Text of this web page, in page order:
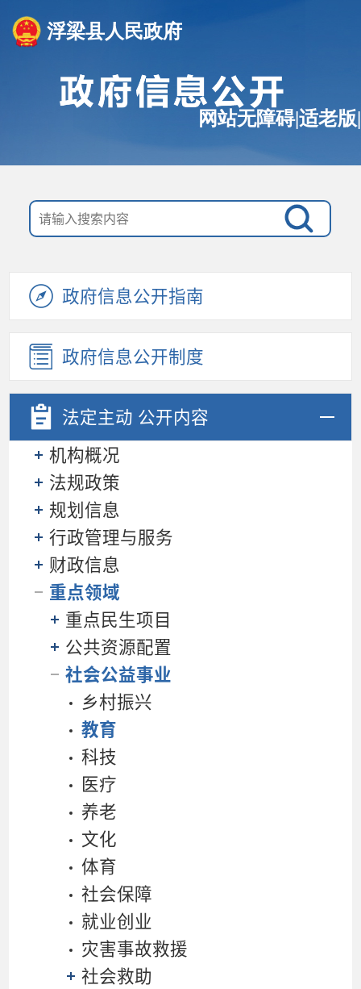
浮梁县人民政府
网站无障碍|适老版|
政府信息公开指南
政府信息公开制度
法定主动 公开内容
机构概况
法规政策
规划信息
行政管理与服务
财政信息
重点领域
重点民生项目
公共资源配置
社会公益事业
乡村振兴
教育
科技
医疗
养老
文化
体育
社会保障
就业创业
灾害事故救援
社会救助